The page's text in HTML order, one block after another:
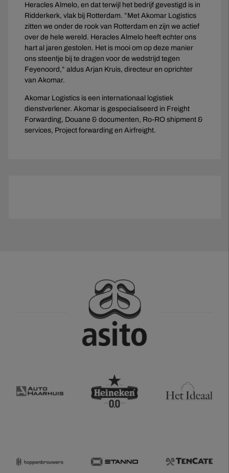
Heracles Almelo, en dat terwijl het bedrijf gevestigd is in
Ridderkerk, vlak bij Rotterdam. ”Met Akomar Logistics
zitten we onder de rook van Rotterdam en zijn we actief
over de hele wereld. Heracles Almelo heeft echter ons
hart al jaren gestolen. Het is mooi om op deze manier
ons steentje bij te dragen voor de wedstrijd tegen
Feyenoord,” aldus Arjan Kruis, directeur en oprichter
van Akomar.
Akomar Logistics is een internationaal logistiek
dienstverlener. Akomar is gespecialiseerd in Freight
Forwarding, Douane & documenten, Ro-RO shipment &
services, Project forwarding en Airfreight.